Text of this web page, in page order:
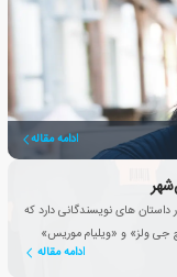
ادامه مقاله
داستان های نویسندگانی دارد که
جی ولز» و «ویلیام موریس»
ادامه مقاله